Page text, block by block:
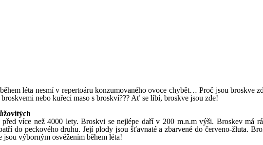
léta nesmí v repertoáru konzumovaného ovoce chybět… Proč jsou broskve
nebo kuřecí maso s broskví??? Ať se líbí, broskve jsou zde!
více než 4000 lety. Broskvi se nejlépe daří v 200 m.n.m výši. Broskev má
do peckového druhu. Její plody jsou šťavnaté a zbarvené do červeno-žluta.
výborným osvěžením během léta!